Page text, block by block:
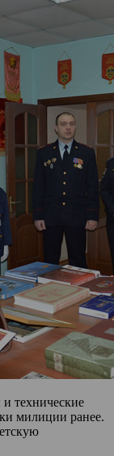
технические
милиции ранее.